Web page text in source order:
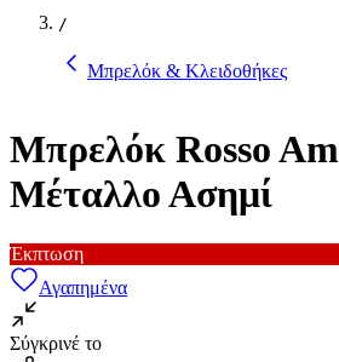
/
Μπρελόκ & Κλειδοθήκες
Μπρελόκ Rosso
Μέταλλο Ασημί
Έκπτωση
Αγαπημένα
Σύγκρινέ το